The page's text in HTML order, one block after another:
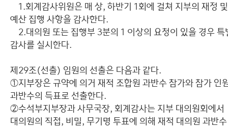
1.회계감사위원은 매 상, 하반기 1회에 걸쳐 지부의 재정 및
예산 집행 사항을 감사한다.
2.대의원 또는 집행부 3분의 1 이상의 요청이 있을 경우 특
감사를 실시한다.
제29조(선출) 임원의 선출은 다음과 같다.
①지부장은 규약에 의거 재적 조합원 과반수 참가와 참가 인
과반수의 득표로 선출한다.
②수석부지부장과 사무국장, 회계감사는 지부 대의원회에서
대의원의 직접, 비밀, 무기명 투표에 의해 재적 대의원 과반수